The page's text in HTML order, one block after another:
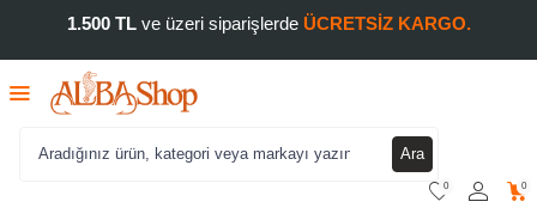
1.500 TLve üzeri siparişlerde ÜCRETSİZ KARGO.
Ara
0 0